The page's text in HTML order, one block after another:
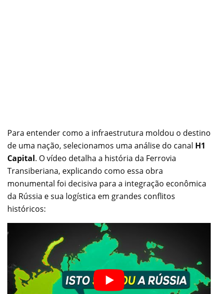
Para entender como a infraestrutura moldou o destino
de uma nação, selecionamos uma análise do canal H1
Capital. O vídeo detalha a história da Ferrovia
Transiberiana, explicando como essa obra
monumental foi decisiva para a integração econômica
da Rússia e sua logística em grandes conflitos
históricos: